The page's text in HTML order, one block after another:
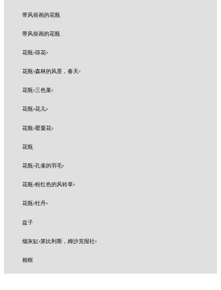
带风俗画的花瓶
带风俗画的花瓶
花瓶«琼花»
花瓶«森林的风景，春天»
花瓶«三色堇»
花瓶«花儿»
花瓶«罂粟花»
花瓶
花瓶«孔雀的羽毛»
花瓶«粉红色的风铃草»
花瓶«牡丹»
盆子
烟灰缸«第比利斯，姆沙克报社»
相框